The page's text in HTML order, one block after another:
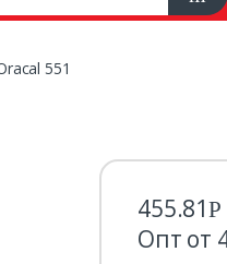
551
455.81Р
Опт от